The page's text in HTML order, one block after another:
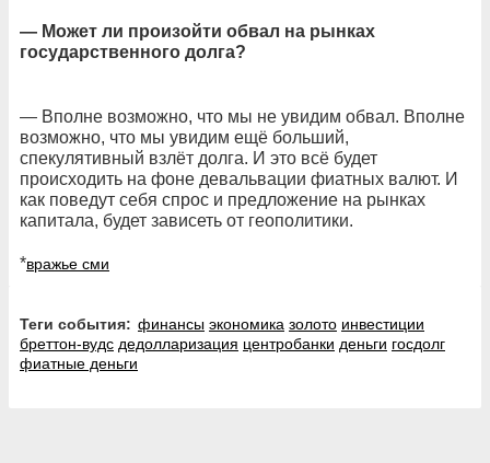
— Может ли произойти обвал на рынках
государственного долга?
— Вполне возможно, что мы не увидим обвал. Вполне
возможно, что мы увидим ещё больший,
спекулятивный взлёт долга. И это всё будет
происходить на фоне девальвации фиатных валют. И
как поведут себя спрос и предложение на рынках
капитала, будет зависеть от геополитики.
*вражье сми
Теги события: финансы экономика золото инвестиции
бреттон-вудс дедолларизация центробанки деньги госдолг
фиатные деньги